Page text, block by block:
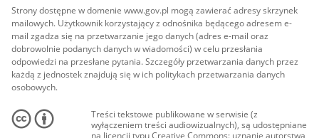
Strony dostępne w domenie www.gov.pl mogą zawierać adresy skrzynek
mailowych. Użytkownik korzystający z odnośnika będącego adresem e-
mail zgadza się na przetwarzanie jego danych (adres e-mail oraz
dobrowolnie podanych danych w wiadomości) w celu przesłania
odpowiedzi na przesłane pytania. Szczegóły przetwarzania danych przez
każdą z jednostek znajdują się w ich politykach przetwarzania danych
osobowych.
Treści tekstowe publikowane w serwisie (z
wyłączeniem treści audiowizualnych), są udostępniane
na licencji typu Creative Commons: uznanie autorstwa